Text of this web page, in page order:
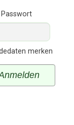
Passwort
merken